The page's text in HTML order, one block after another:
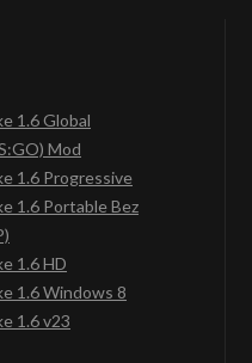
1.6 Global
Mod
1.6 Progressive
1.6 Portable Bez
1.6 HD
1.6 Windows 8
1.6 v23